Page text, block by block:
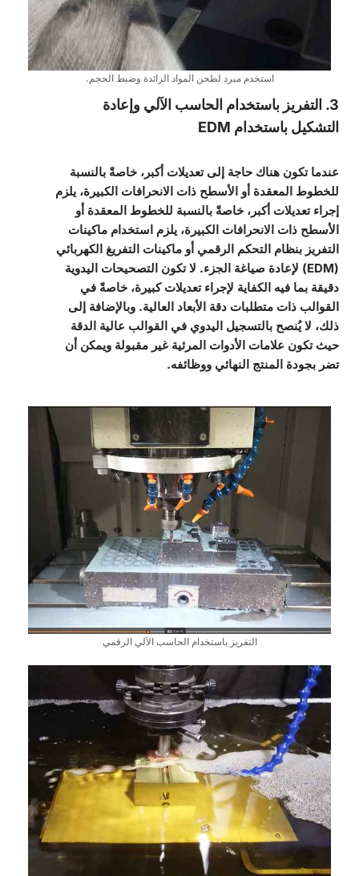
استخدم مبرد لطحن المواد الزائدة وضبط الحجم.
3. التفريز باستخدام الحاسب الآلي وإعادة
التشكيل باستخدام EDM
عندما تكون هناك حاجة إلى تعديلات أكبر، خاصةً بالنسبة
للخطوط المعقدة أو الأسطح ذات الانحرافات الكبيرة، يلزم
إجراء تعديلات أكبر، خاصةً بالنسبة للخطوط المعقدة أو
الأسطح ذات الانحرافات الكبيرة، يلزم استخدام ماكينات
التفريز بنظام التحكم الرقمي أو ماكينات التفريغ الكهربائي
(EDM) لإعادة صياغة الجزء. لا تكون التصحيحات اليدوية
دقيقة بما فيه الكفاية لإجراء تعديلات كبيرة، خاصةً في
القوالب ذات متطلبات دقة الأبعاد العالية. وبالإضافة إلى
ذلك، لا يُنصح بالتسجيل اليدوي في القوالب عالية الدقة
حيث تكون علامات الأدوات المرئية غير مقبولة ويمكن أن
تضر بجودة المنتج النهائي ووظائفه.
التفريز باستخدام الحاسب الآلي الرقمي